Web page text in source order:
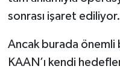
sonrası işaret ediliyor.
Ancak burada önemli
KAAN’ı kendi